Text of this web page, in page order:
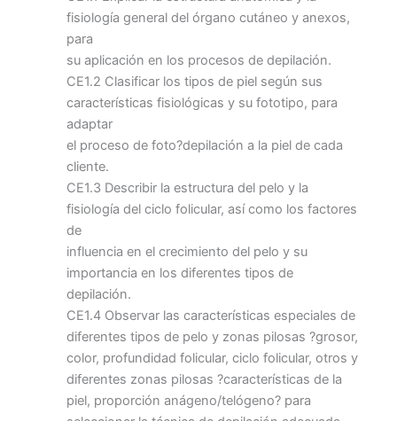
fisiología general del órgano cutáneo y anexos,
para
su aplicación en los procesos de depilación.
CE1.2 Clasificar los tipos de piel según sus
características fisiológicas y su fototipo, para
adaptar
el proceso de foto?depilación a la piel de cada
cliente.
CE1.3 Describir la estructura del pelo y la
fisiología del ciclo folicular, así como los factores
de
influencia en el crecimiento del pelo y su
importancia en los diferentes tipos de
depilación.
CE1.4 Observar las características especiales de
diferentes tipos de pelo y zonas pilosas ?grosor,
color, profundidad folicular, ciclo folicular, otros y
diferentes zonas pilosas ?características de la
piel, proporción anágeno/telógeno? para